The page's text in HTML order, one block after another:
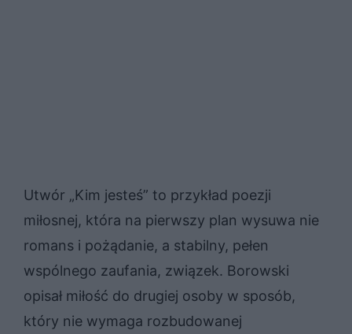
Utwór „Kim jesteś” to przykład poezji
miłosnej, która na pierwszy plan wysuwa nie
romans i pożądanie, a stabilny, pełen
wspólnego zaufania, związek. Borowski
opisał miłość do drugiej osoby w sposób,
który nie wymaga rozbudowanej